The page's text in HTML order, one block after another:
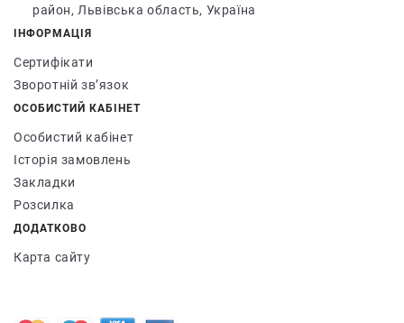
район, Львівська область, Україна
ІНФОРМАЦІЯ
Сертифікати
Зворотній зв’язок
ОСОБИСТИЙ КАБІНЕТ
Особистий кабінет
Історія замовлень
Закладки
Розсилка
ДОДАТКОВО
Карта сайту